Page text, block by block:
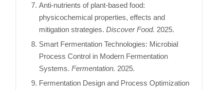
Anti-nutrients of plant-based food:
physicochemical properties, effects and
mitigation strategies. Discover Food. 2025.
Smart Fermentation Technologies: Microbial
Process Control in Modern Fermentation
Systems. Fermentation. 2025.
Fermentation Design and Process Optimization